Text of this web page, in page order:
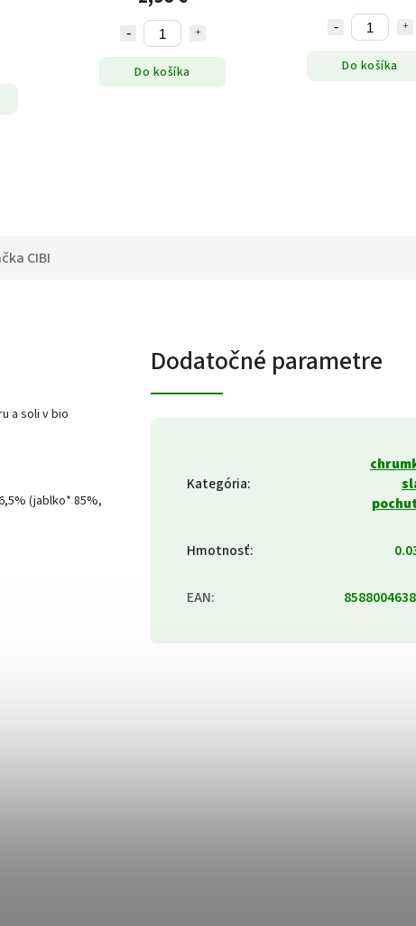
Do košíka Do košíka
CIBI
a soli v bio
(jablko* 85%,
Dodatočné parametre
Kategória:
Hmotnosť:
EAN: